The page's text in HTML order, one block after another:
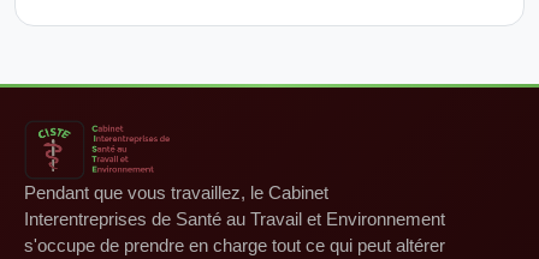
Pendant que vous travaillez, le Cabinet
Interentreprises de Santé au Travail et Environnement
s'occupe de prendre en charge tout ce qui peut altérer